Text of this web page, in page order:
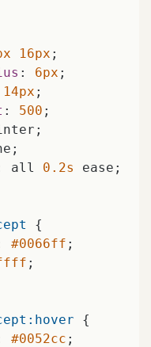
16px ;
: 6px ;
14px ;
: 500 ;
all 0.2s
ease;
{
#0066ff ;
;
:hover {
#0052cc ;